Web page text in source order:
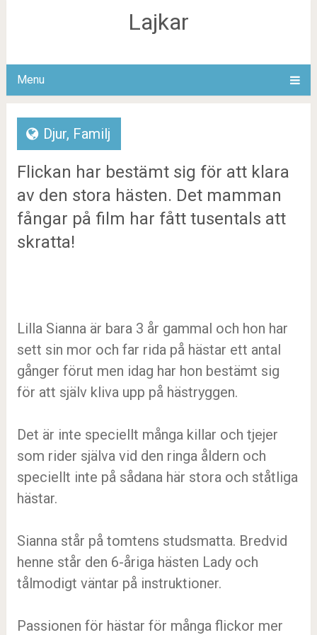
Lajkar
Menu
Djur, Familj
Flickan har bestämt sig för att klara
av den stora hästen. Det mamman
fångar på film har fått tusentals att
skratta!
Lilla Sianna är bara 3 år gammal och hon har
sett sin mor och far rida på hästar ett antal
gånger förut men idag har hon bestämt sig
för att själv kliva upp på hästryggen.
Det är inte speciellt många killar och tjejer
som rider själva vid den ringa åldern och
speciellt inte på sådana här stora och ståtliga
hästar.
Sianna står på tomtens studsmatta. Bredvid
henne står den 6-åriga hästen Lady och
tålmodigt väntar på instruktioner.
Passionen för hästar för många flickor mer